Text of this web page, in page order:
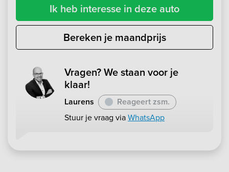
Ik heb interesse in deze auto
Bereken je maandprijs
Vragen? We staan voor je
klaar!
Laurens
Reageert zsm.
Stuur je vraag viaWhatsApp